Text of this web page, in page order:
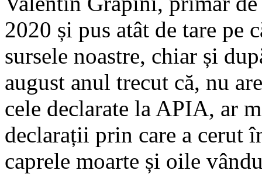
2020 și pus atât de tare pe
sursele noastre, chiar și
august anul trecut că, nu
cele declarate la APIA, ar
declarații prin care a cerut
caprele moarte și oile